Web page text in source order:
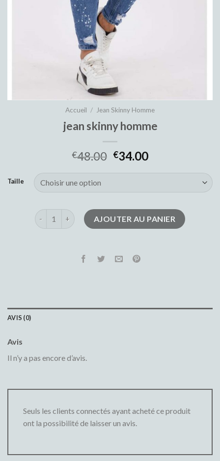
Accueil / Jean Skinny Homme
jean skinny homme
€48.00 €34.00
Taille
quantité de jean skinny hommeAJOUTER AU PANIER
AVIS (0)
Avis
Il n’y a pas encore d’avis.
Seuls les clients connectés ayant acheté ce produit
ont la possibilité de laisser un avis.